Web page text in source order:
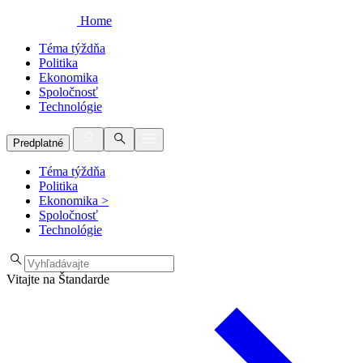
Home
Téma týždňa
Politika
Ekonomika
Spoločnosť
Technológie
Predplatné
Téma týždňa
Politika
Ekonomika >
Spoločnosť
Technológie
Vitajte na Štandarde